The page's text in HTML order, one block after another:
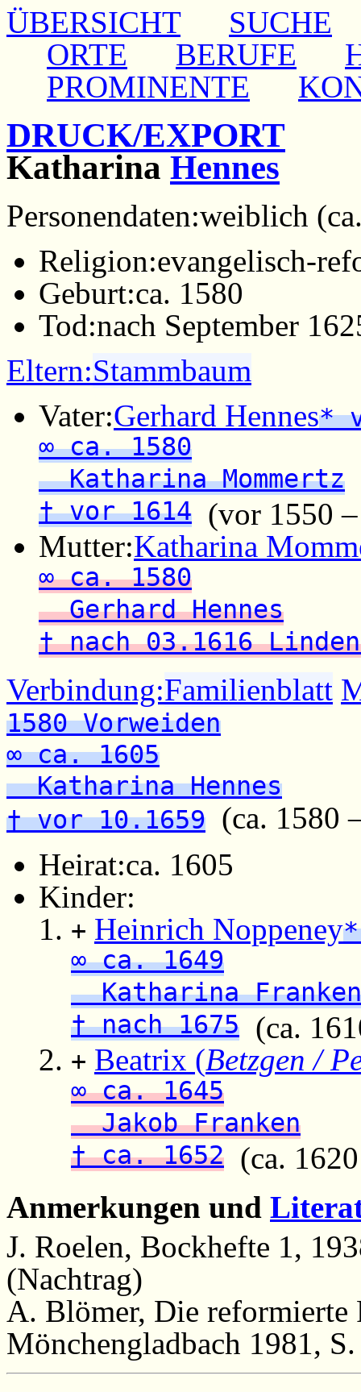
ÜBERSICHT
SUCHE
ORTE
BERUFE
PROMINENTE
DRUCK/EXPORT
Katharina Hennes
Personendaten:weiblich
Religion:evangelisch-
Geburt:ca. 1580
Tod:nach September
Eltern:Stammbaum
Vater:Gerhard Hennes*
∞ ca. 1580
Katharina Mommertz
† vor 1614 (vor 1550
Mutter:Katharina
∞ ca. 1580
Gerhard Hennes
† nach 03.1616
Verbindung:Familienblatt
1580 Vorweiden
∞ ca. 1605
Katharina Hennes
† vor 10.1659 (ca. 1580
Heirat:ca. 1605
Kinder:
+ Heinrich Noppeney
∞ ca. 1649
Katharina Franken
† nach 1675 (ca.
+ Beatrix (Betzgen /
∞ ca. 1645
Jakob Franken
† ca. 1652 (ca.
Anmerkungen und
J. Roelen, Bockhefte 1,
(Nachtrag)
A. Blömer, Die reformierte
Mönchengladbach 1981,